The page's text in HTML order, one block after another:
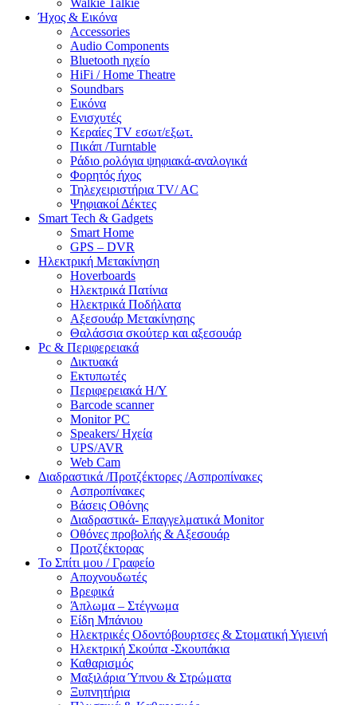
Walkie Talkie
Ήχος & Εικόνα
Accessories
Audio Components
Bluetooth ηχείο
HiFi / Home Theatre
Soundbars
Εικόνα
Ενισχυτές
Κεραίες TV εσωτ/εξωτ.
Πικάπ /Turntable
Ράδιο ρολόγια ψηφιακά-αναλογικά
Φορητός ήχος
Τηλεχειριστήρια TV/ AC
Ψηφιακοί Δέκτες
Smart Tech & Gadgets
Smart Home
GPS – DVR
Ηλεκτρική Μετακίνηση
Hoverboards
Ηλεκτρικά Πατίνια
Ηλεκτρικά Ποδήλατα
Αξεσουάρ Μετακίνησης
Θαλάσσια σκούτερ και αξεσουάρ
Pc & Περιφερειακά
Δικτυακά
Εκτυπωτές
Περιφερειακά Η/Υ
Barcode scanner
Monitor PC
Speakers/ Ηχεία
UPS/AVR
Web Cam
Διαδραστικά /Προτζέκτορες /Ασπροπίνακες
Ασπροπίνακες
Βάσεις Οθόνης
Διαδραστικά- Επαγγελματικά Monitor
Οθόνες προβολής & Αξεσουάρ
Προτζέκτορας
Το Σπίτι μου / Γραφείο
Αποχνουδωτές
Βρεφικά
Άπλωμα – Στέγνωμα
Είδη Μπάνιου
Ηλεκτρικές Οδοντόβουρτσες & Στοματική Υγιεινή
Ηλεκτρική Σκούπα -Σκουπάκια
Καθαρισμός
Μαξιλάρια Ύπνου & Στρώματα
Ξυπνητήρια